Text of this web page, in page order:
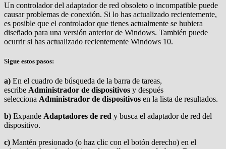
Un controlador del adaptador de red obsoleto o incompatible puede
causar problemas de conexión. Si lo has actualizado recientemente,
es posible que el controlador que tienes actualmente se hubiera
diseñado para una versión anterior de Windows. También puede
ocurrir si has actualizado recientemente Windows 10.
Sigue estos pasos:
a) En el cuadro de búsqueda de la barra de tareas,
escribe Administrador de dispositivos y después
selecciona Administrador de dispositivos en la lista de resultados.
b) Expande Adaptadores de red y busca el adaptador de red del
dispositivo.
c) Mantén presionado (o haz clic con el botón derecho) en el